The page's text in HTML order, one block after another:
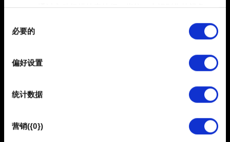
通过主动扫描特定特征（指纹）来识别您的设备
查找有关您的个人数据如何处理的更多信息，
并设置您的首选项。您可随时从Cookie声明中更改或撤回
部分需要使用 Cookies 的是为了让网站功能可用，而另一
馈，以便网站将更好地服务于您。例如帮助我们在社交媒
也可能与我们的合作伙伴分享我们的 Cookie 片段。但是，
使用所有这些非强制性的 Cookie 都需要提前获取您的许
必要的
偏好设置
统计数据
营销({0})